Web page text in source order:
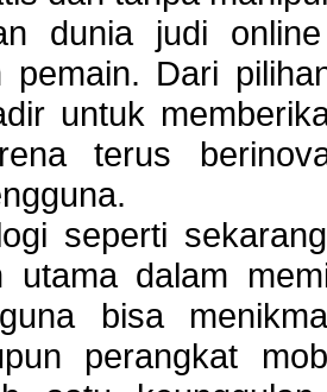
dunia judi
pemain. Dari
untuk
terus
seperti
utama dalam
bisa
perangkat